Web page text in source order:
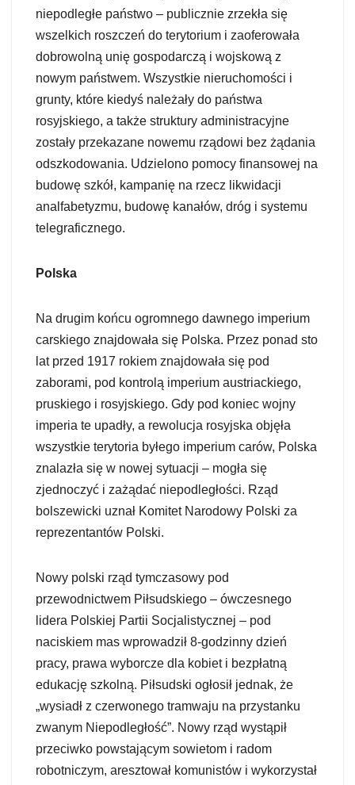
niepodległe państwo – publicznie zrzekła się
wszelkich roszczeń do terytorium i zaoferowała
dobrowolną unię gospodarczą i wojskową z
nowym państwem. Wszystkie nieruchomości i
grunty, które kiedyś należały do państwa
rosyjskiego, a także struktury administracyjne
zostały przekazane nowemu rządowi bez żądania
odszkodowania. Udzielono pomocy finansowej na
budowę szkół, kampanię na rzecz likwidacji
analfabetyzmu, budowę kanałów, dróg i systemu
telegraficznego.
Polska
Na drugim końcu ogromnego dawnego imperium
carskiego znajdowała się Polska. Przez ponad sto
lat przed 1917 rokiem znajdowała się pod
zaborami, pod kontrolą imperium austriackiego,
pruskiego i rosyjskiego. Gdy pod koniec wojny
imperia te upadły, a rewolucja rosyjska objęła
wszystkie terytoria byłego imperium carów, Polska
znalazła się w nowej sytuacji – mogła się
zjednoczyć i zażądać niepodległości. Rząd
bolszewicki uznał Komitet Narodowy Polski za
reprezentantów Polski.
Nowy polski rząd tymczasowy pod
przewodnictwem Piłsudskiego – ówczesnego
lidera Polskiej Partii Socjalistycznej – pod
naciskiem mas wprowadził 8-godzinny dzień
pracy, prawa wyborcze dla kobiet i bezpłatną
edukację szkolną. Piłsudski ogłosił jednak, że
„wysiadł z czerwonego tramwaju na przystanku
zwanym Niepodległość”. Nowy rząd wystąpił
przeciwko powstającym sowietom i radom
robotniczym, aresztował komunistów i wykorzystał